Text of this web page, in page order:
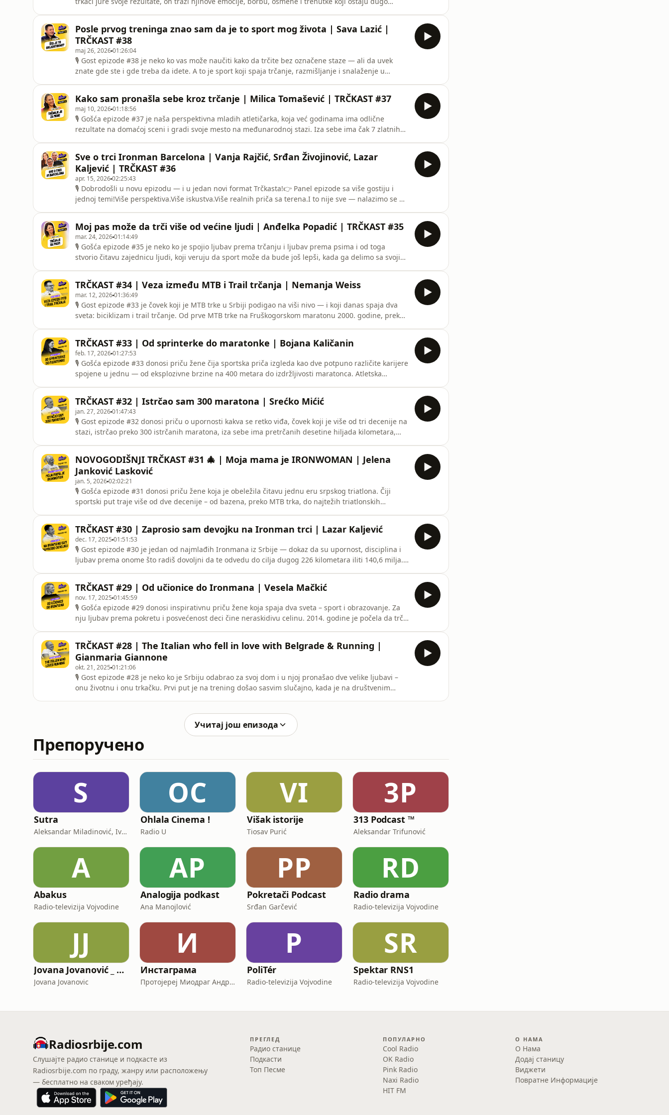
urade da
Posle prvog treninga znao sam da je to sport mog života | Sava Lazić |
TRČKAST #38
maj 26, 202601:26:04
🎙 Gost epizode #38 je neko ko vas može naučiti kako da trčite bez označene staze — ali da uvek
znate gde ste i gde treba da idete. A to je sport koji spaja trčanje, razmišljanje i snalaženje u
pričali smo o tome šta je to zapravo orijentiring, kako funkcioniše, kao i o opremi i tehnikama koje
se koriste
Kako sam pronašla sebe kroz trčanje | Milica Tomašević | TRČKAST #37
maj 10, 202601:18:56
🎙 Gošća epizode #37 je naša perspektivna mladih atletičarka, koja već godinama ima odlične
rezultate na domaćoj sceni i gradi svoje mesto na međunarodnoj stazi. Iza sebe ima čak 7 zlatnih
na uličnim trkama.🎧 U ovoj epizodi pričali smo o njenim počecima u atletici, nastupima za
reprezentaciju , kao i prip
Sve o trci Ironman Barcelona | Vanja Rajčić, Srđan Živojinović, Lazar
Kaljević | TRČKAST #36
apr. 15, 202602:25:43
🎙 Dobrodošli u novu epizodu — i u jedan novi format Trčkasta!👉 Panel epizode sa više gostiju i
jednoj temi!Više perspektiva.Više iskustva.Više realnih priča sa terena.I to nije sve — nalazimo se u
regiona.🎧 U prvoj panel epizodi vodimo vas pravo na jednu od najpopularnijih triatlon trka u
Evropi — 140
Moj pas može da trči više od većine ljudi | Anđelka Popadić | TRČKAST #35
mar. 24, 202601:14:49
🎙 Gošća epizode #35 je neko ko je spojio ljubav prema trčanju i ljubav prema psima i od toga
stvorio čitavu zajednicu ljudi, koji veruju da sport može da bude još lepši, kada ga delimo sa svojim
svojim psom, koje su potrebe psa i koja se oprema koristi, kao i o organizaciji prve trail trke sa
psima u S
TRČKAST #34 | Veza između MTB i Trail trčanja | Nemanja Weiss
mar. 12, 202601:36:49
🎙 Gost epizode #33 je čovek koji je MTB trke u Srbiji podigao na viši nivo — i koji danas spaja dva
sveta: biciklizam i trail trčanje. Od prve MTB trke na Fruškogorskom maratonu 2000. godine, preko
Evropskog prvenstva na Petrovaradinu 2021. godine — njegov put je kombinacija sporta, vizije i
organizacij
TRČKAST #33 | Od sprinterke do maratonke | Bojana Kaličanin
feb. 17, 202601:27:53
🎙 Gošća epizode #33 donosi priču žene čija sportska priča izgleda kao dve potpuno različite karijere
spojene u jednu — od eksplozivne brzine na 400 metara do izdržljivosti maratonca. Atletska
na dugim prugama.🎧 Sa njom smo pričali o tome kako izgleda odrastanje u vrhunskom sportu,
kako se prelazi iz s
TRČKAST #32 | Istrčao sam 300 maratona | Srećko Mićić
jan. 27, 202601:47:43
🎙 Gost epizode #32 donosi priču o upornosti kakva se retko viđa, čovek koji je više od tri decenije na
stazi, istrčao preko 300 istrčanih maratona, iza sebe ima pretrčanih desetine hiljada kilometara,
kada nije ni znao da postoje druge trke osim u Beogradu, o ulasku u Klub 100 maratona, o
njegovim putovanjim
NOVOGODIŠNJI TRČKAST #31 🎄 | Moja mama je IRONWOMAN | Jelena
Janković Lasković
jan. 5, 202602:02:21
🎙 Gošća epizode #31 donosi priču žene koja je obeležila čitavu jednu eru srpskog triatlona. Čiji
sportski put traje više od dve decenije – od bazena, preko MTB trka, do najtežih triatlonskih
sporta, pa se vratila jača i inspirisala mnoge da uđu u triatlon.🎧 U ovoj epizodi pričali smo o
njenim počecima,
TRČKAST #30 | Zaprosio sam devojku na Ironman trci | Lazar Kaljević
dec. 17, 2025 01:51:53
🎙 Gost epizode #30 je jedan od najmlađih Ironmana iz Srbije — dokaz da su upornost, disciplina i
ljubav prema onome što radiš dovoljni da te odvedu do cilja dugog 226 kilometara iliti 140,6 milja.
vodi trkače kao trener u jednog trkačkom klubu.🎧 U ovoj epizodi pričali smo o njegovim počecima
u trčanju
TRČKAST #29 | Od učionice do Ironmana | Vesela Mačkić
nov. 17, 2025 01:45:59
🎙 Gošća epizode #29 donosi inspirativnu priču žene koja spaja dva sveta – sport i obrazovanje. Za
nju ljubav prema pokretu i posvećenost deci čine neraskidivu celinu. 2014. godine je počela da trči,
pliva do višestruke Ironman takmičarke, državne vicešampionke u triatlonu i pobednice
ultramaratona.🎧 U o
TRČKAST #28 | The Italian who fell in love with Belgrade & Running |
Gianmaria Giannone
okt. 21, 2025 01:21:06
🎙 Gost epizode #28 je neko ko je Srbiju odabrao za svoj dom i u njoj pronašao dve velike ljubavi –
onu životnu i onu trkačku. Prvi put je na trening došao sasvim slučajno, kada je na društvenim
Учитај још епизода
Препоручено
S
Sutra
Aleksandar Miladinović, Ivan Jelić
OC
Ohlala Cinema !
Radio U
VI
Višak istorije
Tiosav Purić
3P
313 Podcast ™
Aleksandar Trifunović
A
Abakus
Radio-televizija Vojvodine
AP
Analogija podkast
Ana Manojlović
PP
Pokretači Podcast
Srđan Garčević
RD
Radio drama
Radio-televizija Vojvodine
JJ
Jovana Jovanović _ Podcast
Jovana Jovanovic
И
Инстаграма
Протојереј Миодраг Андрић, настојатељ Николајевске цркве у Новом Саду
P
PoliTér
Radio-televizija Vojvodine
SR
Spektar RNS1
Radio-televizija Vojvodine
Radiosrbije.com
Слушајте радио станице и подкасте из
Radiosrbije.com по граду, жанру или расположењу
— бесплатно на сваком уређају.
ПРЕГЛЕД
Радио станице
Подкасти
Топ Песме
ПОПУЛАРНО
Cool Radio
OK Radio
Pink Radio
Naxi Radio
HIT FM
О НАМА
О Нама
Додај станицу
Виджети
Повратне Информације